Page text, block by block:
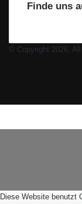
Finde uns
© Copyright 2026,
Diese Website benutzt